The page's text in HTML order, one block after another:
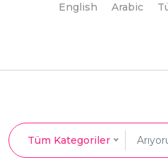
English
Arabic
Tüm Kategoriler